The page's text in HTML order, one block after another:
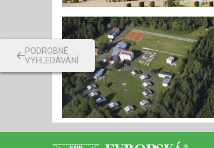
PODROBNÉ
VYHLEDÁVÁNÍ